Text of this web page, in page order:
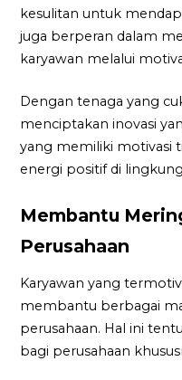
kesulitan untuk
juga berperan dalam
karyawan melalui
Dengan tenaga yang
menciptakan inovasi
yang memiliki motivasi
energi positif di
Membantu
Perusahaan
Karyawan yang
membantu berbagai
perusahaan. Hal ini
bagi perusahaan